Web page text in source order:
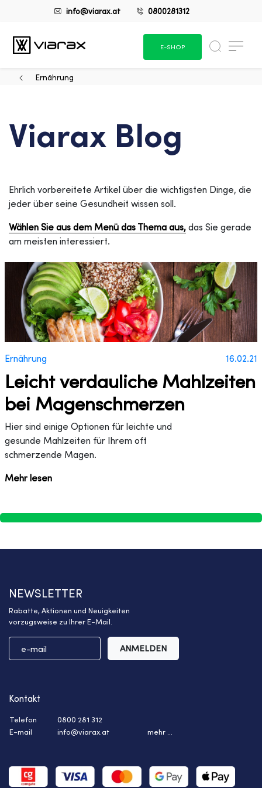
info@viarax.at 0800281312
E-SHOP
Ernährung
Viarax Blog
Ehrlich vorbereitete Artikel über die wichtigsten Dinge, die
jeder über seine Gesundheit wissen soll.
Wählen Sie aus dem Menü das Thema aus, das Sie gerade
am meisten interessiert.
Ernährung 16.02.21
Leicht verdauliche Mahlzeiten
bei Magenschmerzen
Hier sind einige Optionen für leichte und
gesunde Mahlzeiten für Ihrem oft
schmerzende Magen.
Mehr lesen
NEWSLETTER
Rabatte, Aktionen und Neuigkeiten
vorzugsweise zu Ihrer E-Mail.
ANMELDEN
Kontakt
Telefon
0800 281 312
E-mail
info@viarax.at mehr ...